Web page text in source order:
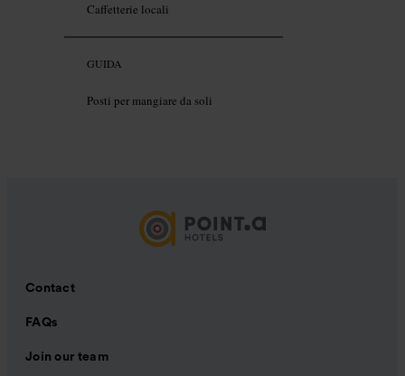
Caffetterie locali
GUIDA
Posti per mangiare da soli
Contact
FAQs
Join our team